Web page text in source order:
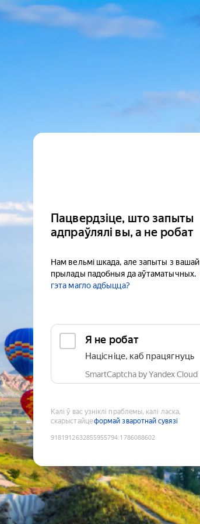
Пацвердзіце, што запыты
адпраўлялі вы, а не робат
Нам вельмі шкада, але запыты з вашай
прылады падобныя да аўтаматычных.
гэта магло адбыцца?
Я не робат
Націсніце, каб працягнуць
SmartCaptcha by Yandex Cloud
Калі ў вас узніклі праблемы, калі ласка,
скарыстайцеформай зваротнай сувязі
9181912632855955794:1786088602